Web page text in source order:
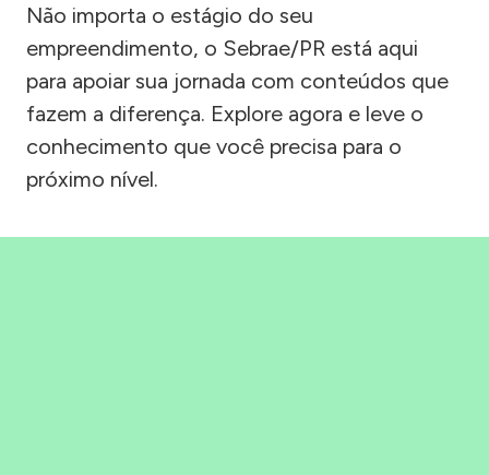
Não importa o estágio do seu
empreendimento, o Sebrae/PR está aqui
para apoiar sua jornada com conteúdos que
fazem a diferença. Explore agora e leve o
conhecimento que você precisa para o
próximo nível.